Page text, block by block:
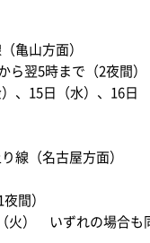
山方面）
翌5時まで（2夜間）
、15日（水）、16日
（名古屋方面）
間）
火） いずれの場合も